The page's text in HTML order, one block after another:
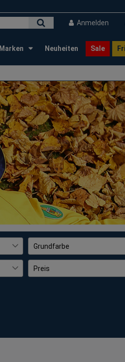
Anmelden
Marken Neuheiten Sale
8
23
Grundfarbe
Schwarz
Preis